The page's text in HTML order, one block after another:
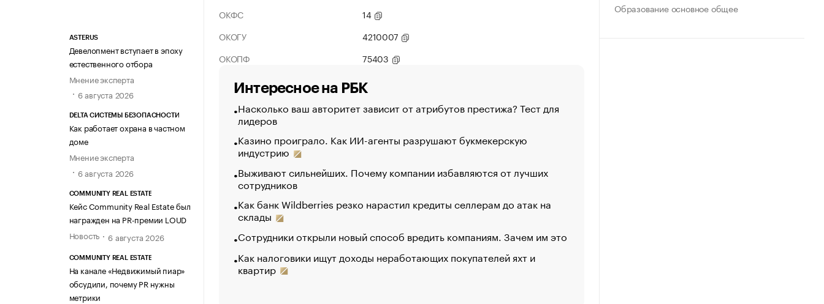
ASTERUS
Девелопмент вступает в эпоху
естественного отбора
Мнение эксперта
6 августа 2026
DELTA СИСТЕМЫ БЕЗОПАСНОСТИ
Как работает охрана в частном
доме
Мнение эксперта
6 августа 2026
COMMUNITY REAL ESTATE
Кейс Community Real Estate был
награжден на PR-премии LOUD
Новость
6 августа 2026
COMMUNITY REAL ESTATE
На канале «Недвижимый пиар»
обсудили, почему PR нужны
метрики
ОКФС
14
ОКОГУ
4210007
ОКОПФ
75403
Интересное на РБК
Насколько ваш авторитет зависит от атрибутов престижа? Тест для
лидеров
Казино проиграло. Как ИИ-агенты разрушают букмекерскую
индустрию
Выживают сильнейших. Почему компании избавляются от лучших
сотрудников
Как банк Wildberries резко нарастил кредиты селлерам до атак на
склады
Сотрудники открыли новый способ вредить компаниям. Зачем им это
Как налоговики ищут доходы неработающих покупателей яхт и
квартир
Образование основное общее